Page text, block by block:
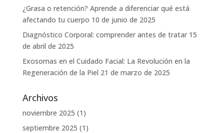
¿Grasa o retención? Aprende a diferenciar qué está
afectando tu cuerpo 10 de junio de 2025
Diagnóstico Corporal: comprender antes de tratar 15
de abril de 2025
Exosomas en el Cuidado Facial: La Revolución en la
Regeneración de la Piel 21 de marzo de 2025
Archivos
noviembre 2025 (1)
septiembre 2025 (1)